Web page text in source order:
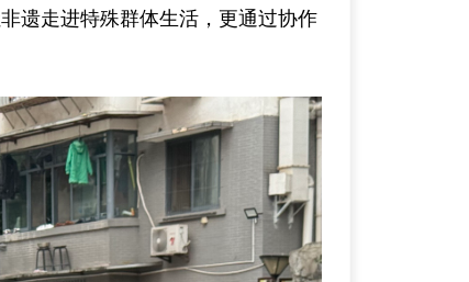
遗走进特殊群体生活，更通过协作